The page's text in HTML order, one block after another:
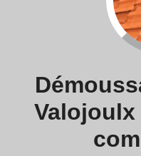
Valojoulx